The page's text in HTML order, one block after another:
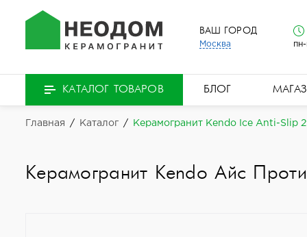
ВАШ ГОРОД
Москва
КАТАЛОГ ТОВАРОВ БЛОГ
Главная / Каталог / Керамогранит Kendo Ice Anti-Slip
Керамогранит Kendo Айс